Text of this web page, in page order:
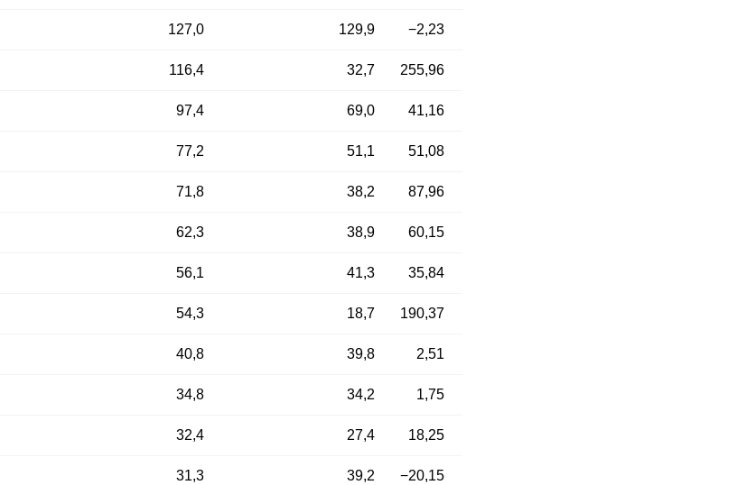
127,0 129,9 −2,23
116,4 32,7 255,96
97,4 69,0 41,16
77,2 51,1 51,08
71,8 38,2 87,96
62,3 38,9 60,15
56,1 41,3 35,84
54,3 18,7 190,37
40,8 39,8 2,51
34,8 34,2 1,75
32,4 27,4 18,25
31,3 39,2 −20,15